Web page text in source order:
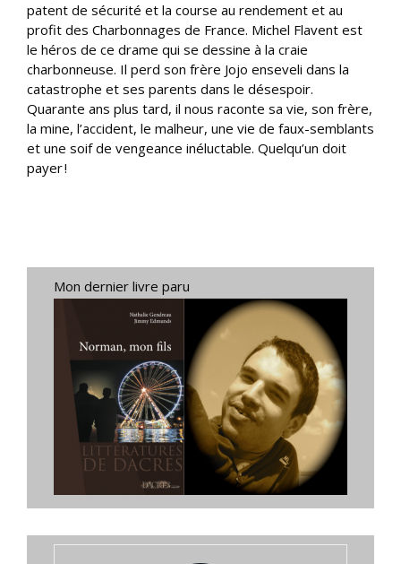
patent de sécurité et la course au rendement et au
profit des Charbonnages de France. Michel Flavent est
le héros de ce drame qui se dessine à la craie
charbonneuse. Il perd son frère Jojo enseveli dans la
catastrophe et ses parents dans le désespoir.
Quarante ans plus tard, il nous raconte sa vie, son frère,
la mine, l’accident, le malheur, une vie de faux-semblants
et une soif de vengeance inéluctable. Quelqu’un doit
payer !
Mon dernier livre paru